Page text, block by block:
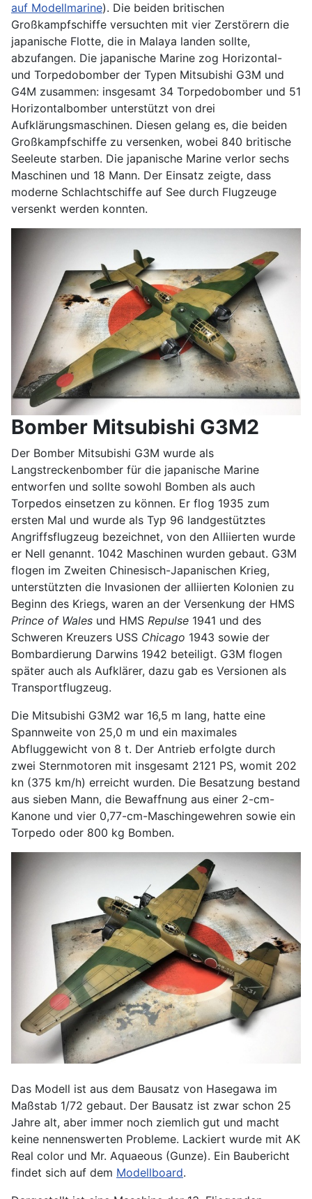
auf Modellmarine). Die beiden britischen
Großkampfschiffe versuchten mit vier Zerstörern die
japanische Flotte, die in Malaya landen sollte,
abzufangen. Die japanische Marine zog Horizontal-
und Torpedobomber der Typen Mitsubishi G3M und
G4M zusammen: insgesamt 34 Torpedobomber und 51
Horizontalbomber unterstützt von drei
Aufklärungsmaschinen. Diesen gelang es, die beiden
Großkampfschiffe zu versenken, wobei 840 britische
Seeleute starben. Die japanische Marine verlor sechs
Maschinen und 18 Mann. Der Einsatz zeigte, dass
moderne Schlachtschiffe auf See durch Flugzeuge
versenkt werden konnten.
Bomber Mitsubishi G3M2
Der Bomber Mitsubishi G3M wurde als
Langstreckenbomber für die japanische Marine
entworfen und sollte sowohl Bomben als auch
Torpedos einsetzen zu können. Er flog 1935 zum
ersten Mal und wurde als Typ 96 landgestütztes
Angriffsflugzeug bezeichnet, von den Alliierten wurde
er Nell genannt. 1042 Maschinen wurden gebaut. G3M
flogen im Zweiten Chinesisch-Japanischen Krieg,
unterstützten die Invasionen der alliierten Kolonien zu
Beginn des Kriegs, waren an der Versenkung der HMS
Prince of Wales und HMS Repulse 1941 und des
Schweren Kreuzers USS Chicago 1943 sowie der
Bombardierung Darwins 1942 beteiligt. G3M flogen
später auch als Aufklärer, dazu gab es Versionen als
Transportflugzeug.
Die Mitsubishi G3M2 war 16,5 m lang, hatte eine
Spannweite von 25,0 m und ein maximales
Abfluggewicht von 8 t. Der Antrieb erfolgte durch
zwei Sternmotoren mit insgesamt 2121 PS, womit 202
kn (375 km/h) erreicht wurden. Die Besatzung bestand
aus sieben Mann, die Bewaffnung aus einer 2-cm-
Kanone und vier 0,77-cm-Maschingewehren sowie ein
Torpedo oder 800 kg Bomben.
Das Modell ist aus dem Bausatz von Hasegawa im
Maßstab 1/72 gebaut. Der Bausatz ist zwar schon 25
Jahre alt, aber immer noch ziemlich gut und macht
keine nennenswerten Probleme. Lackiert wurde mit AK
Real color und Mr. Aquaeous (Gunze). Ein Baubericht
findet sich auf dem Modellboard.